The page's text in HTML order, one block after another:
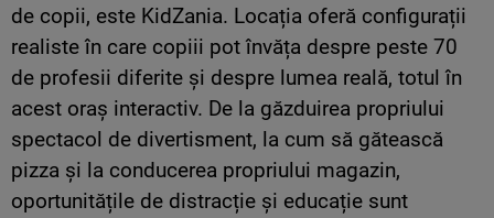
de copii, este KidZania. Locația oferă configurații
realiste în care copiii pot învăța despre peste 70
de profesii diferite și despre lumea reală, totul în
acest oraș interactiv. De la găzduirea propriului
spectacol de divertisment, la cum să gătească
pizza și la conducerea propriului magazin,
oportunitățile de distracție și educație sunt